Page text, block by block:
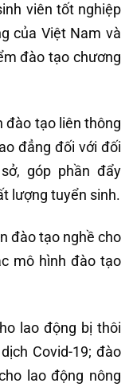
viên tốt nghiệp
của Việt Nam và
đào tạo chương
đào tạo liên thông
đẳng đối với đối
góp phần đẩy
lượng tuyển sinh.
đào tạo nghề cho
mô hình đào tạo
lao động bị thôi
Covid-19; đào
lao động nông